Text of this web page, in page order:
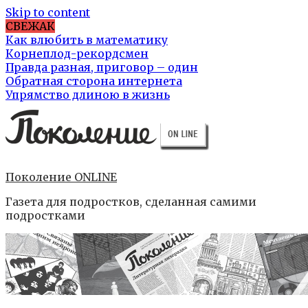
Skip to content
СВЕЖАК
Как влюбить в математику
Корнеплод-рекордсмен
Правда разная, приговор – один
Обратная сторона интернета
Упрямство длиною в жизнь
Поколение ONLINE
Газета для подростков, сделанная самими
подростками